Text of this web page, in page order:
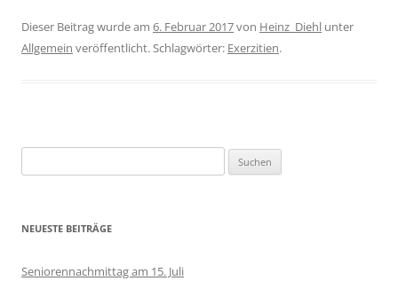
Dieser Beitrag wurde am 6. Februar 2017von Heinz_Diehl unter
Allgemein veröffentlicht. Schlagwörter: Exerzitien.
nach:
NEUESTE BEITRÄGE
Seniorennachmittag am 15. Juli